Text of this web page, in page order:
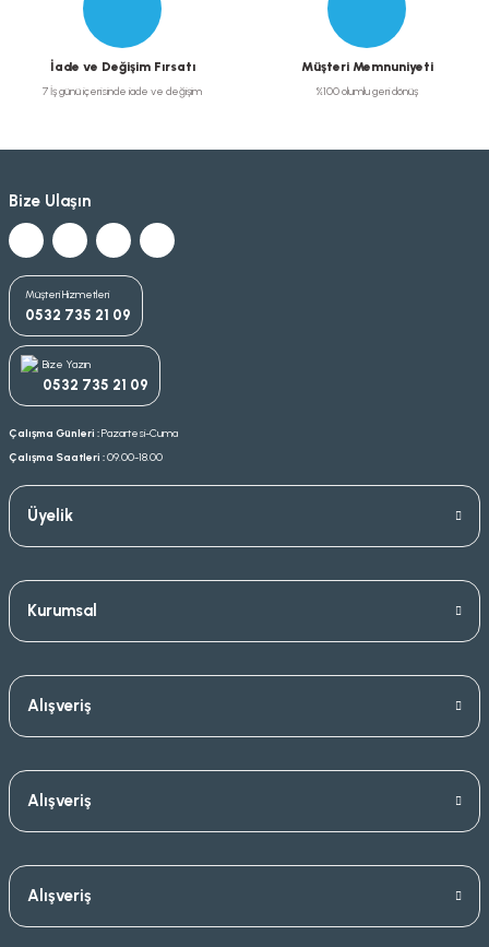
İade ve Değişim Fırsatı
7 İş günü içerisinde iade ve değişim
Müşteri Memnuniyeti
%100 olumlu geri dönüş
Bize Ulaşın
Müşteri Hizmetleri
0532 735 21 09
Bize Yazın
0532 735 21 09
Çalışma Günleri :Pazartesi-Cuma
Çalışma Saatleri :09.00-18.00
Üyelik
Kurumsal
Alışveriş
Alışveriş
Alışveriş